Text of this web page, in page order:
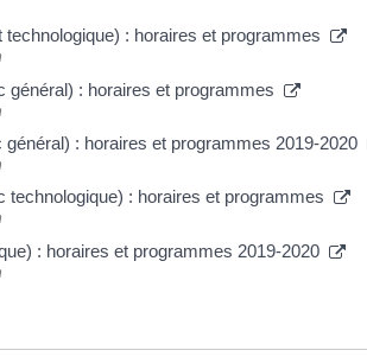
: horaires et programmes
général) : horaires et programmes
général) : horaires et programmes 2019-2020
technologique) : horaires et programmes
: horaires et programmes 2019-2020